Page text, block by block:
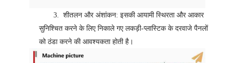
3. शीतलन और अंशांकन: इसकी आयामी स्थिरता और आकार
सुनिश्चित करने के लिए निकाले गए लकड़ी-प्लास्टिक के दरवाजे पैनलों
को ठंडा करने की आवश्यकता होती है।